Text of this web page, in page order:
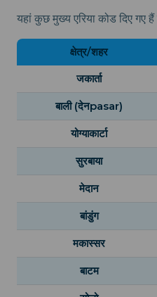
यहां कुछ मुख्य एरिया कोड दिए गए
क्षेत्र/शहर
जकार्ता
बाली (देनpasar)
योग्याकार्टा
सुरबाया
मेदान
बांडुंग
मकास्सर
बाटम